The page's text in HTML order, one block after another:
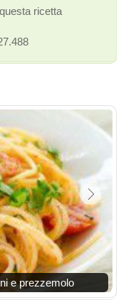
ricetta
e prezzemolo